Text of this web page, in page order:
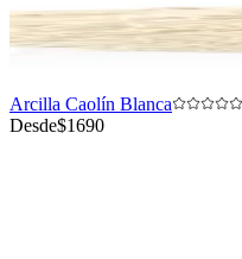
Arcilla Caolín Blanca
Desde$1690